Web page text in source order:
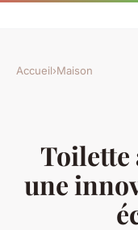
Accueil›Maison
Toilette
une